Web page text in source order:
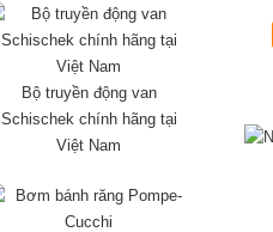
Bộ truyền động van
Schischek chính hãng tại
Việt Nam